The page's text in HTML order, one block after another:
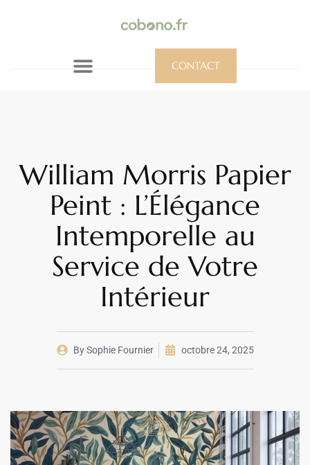
CONTACT
William Morris Papier
Peint : L’Élégance
Intemporelle au
Service de Votre
Intérieur
BySophie Fournier octobre 24, 2025